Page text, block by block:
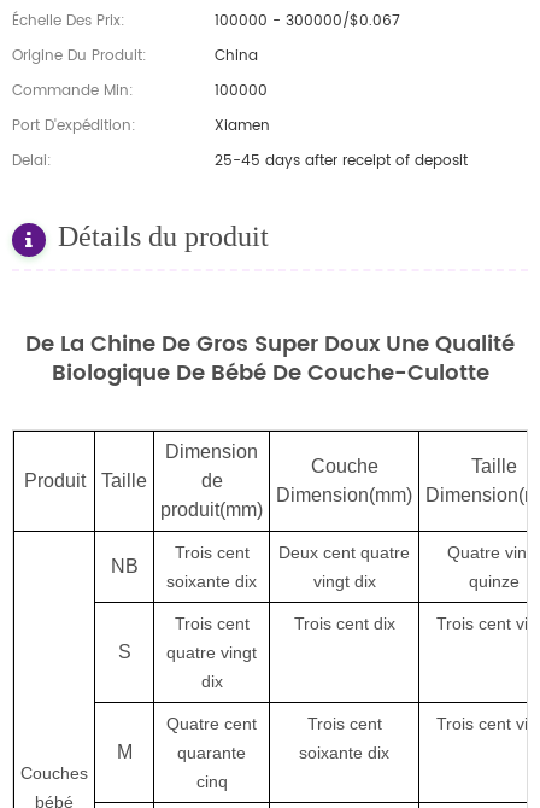
Échelle Des Prix:
100000 - 300000/$0.067
Origine Du Produit:
China
Commande Min:
100000
Port D'expédition:
Xiamen
Delai:
25-45 days after receipt of deposit
Détails du produit
De La Chine De Gros Super Doux Une Qualité
Biologique De Bébé De Couche-Culotte
Produit Taille
Dimension
de
produit(mm)
Couche
Dimension(mm)
Taille
Couches
bébé
NB
Trois cent
soixante dix
Deux cent quatre
vingt dix
Quatre vingt
quinze
S
Trois cent
quatre vingt
dix
Trois cent dix Trois cent
M
Quatre cent
quarante
cinq
Trois cent
soixante dix
Trois cent